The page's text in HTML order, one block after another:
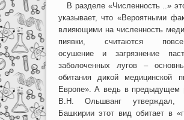
В разделе «Численность ..»
указывает, что «Вероятными
влияющими на численность
пиявки, считаются
осушение и загрязнение
заболоченных лугов –
обитания дикой медицинской
Европе». А ведь в предыдущем
В.Н. Ольшванг
Башкирии этот вид обитает в